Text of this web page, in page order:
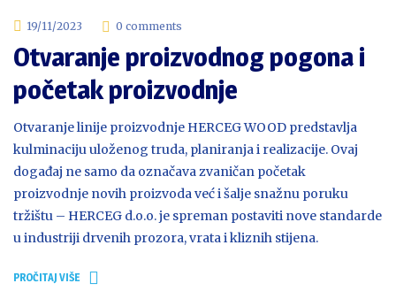
19/11/2023 0 comments
Otvaranje proizvodnog pogona i
početak proizvodnje
Otvaranje linije proizvodnje HERCEG WOOD predstavlja
kulminaciju uloženog truda, planiranja i realizacije. Ovaj
događaj ne samo da označava zvaničan početak
proizvodnje novih proizvoda već i šalje snažnu poruku
tržištu – HERCEG d.o.o. je spreman postaviti nove standarde
u industriji drvenih prozora, vrata i kliznih stijena.
PROČITAJ VIŠE